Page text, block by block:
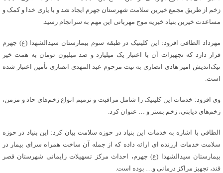
زخم از طریق مجمع خیرین سلامت شهرستان جهرم ایجاد شد و با یاری خدا و کمک و
مساعدت خیرین بنیاد خیریه موج مهربانی این مهم به سرانجام رسید.
مهرداد الطافی افزود: این کلینیک در طبقه سوم بیمارستان سیدالشهدا (ع) جهرم
قرار دارد که تجهیزات آن با اعتبار یک میلیارد و صد میلیون تومان به همت خیر
نیک‌اندیش امیر هادی انصاری به نیت مرحوم عبد المهدی انصاری تأمین اعتبار شده
است.
وی افزود: خدمات این کلینیک را شامل مراقبت و ترمیم انواع زخم‌های حاد و مزمن،
زخم‌های دیابتی، زخم بستر و … عنوان کرد.
الطافی با اشاره به خدمات این بنیاد در حوزه سلامت بیان کرد: این بنیاد در حوزه
سلامت خدمات ارزنده ای ارائه داده که از جمله آن ساخت همراه سرای بیمار در
بیمارستان سیدالشهدا (ع) جهرم، احداث مرکز تسهیلات زایمانی شهرستان قصر
قند، تجهیز مراکز درمانی و… بوده است.